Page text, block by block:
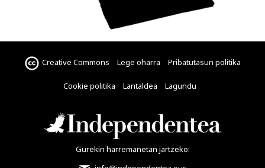
Creative Commons Lege oharra Pribatutasun politika
Cookie politika Lantaldea Lagundu
Gurekin harremanetan jartzeko: